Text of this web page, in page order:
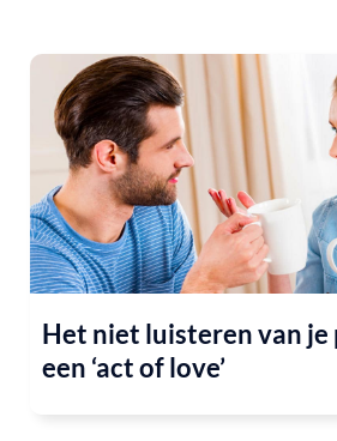
Het niet luisteren van
een ‘act of love’